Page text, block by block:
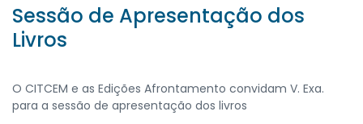
Sessão de Apresentação dos
Livros
O CITCEM e as Edições Afrontamento convidam V. Exa.
para a sessão de apresentação dos livros